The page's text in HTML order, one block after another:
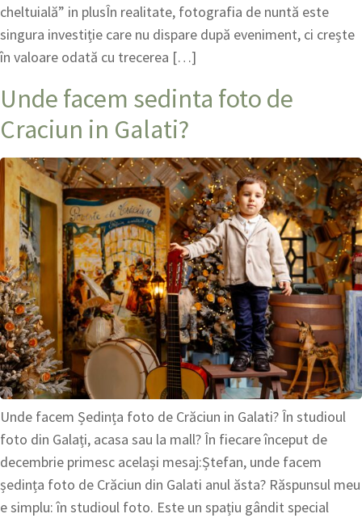
cheltuială” in plusÎn realitate, fotografia de nuntă este
singura investiție care nu dispare după eveniment, ci crește
în valoare odată cu trecerea […]
Unde facem sedinta foto de
Craciun in Galati?
Unde facem Ședința foto de Crăciun in Galati? În studioul
foto din Galați, acasa sau la mall? În fiecare început de
decembrie primesc același mesaj:Ștefan, unde facem
ședința foto de Crăciun din Galati anul ăsta? Răspunsul meu
e simplu: în studioul foto. Este un spațiu gândit special